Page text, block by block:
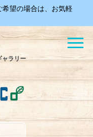
望の場合は、お気軽
ャラリー